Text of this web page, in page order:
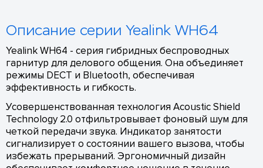
Описание серии Yealink WH64
Yealink WH64 - серия гибридных беспроводных
гарнитур для делового общения. Она объединяет
режимы DECT и Bluetooth, обеспечивая
эффективность и гибкость.
Усовершенствованная технология Acoustic Shield
Technology 2.0 отфильтровывает фоновый шум для
четкой передачи звука. Индикатор занятости
сигнализирует о состоянии вашего вызова, чтобы
избежать прерываний. Эргономичный дизайн